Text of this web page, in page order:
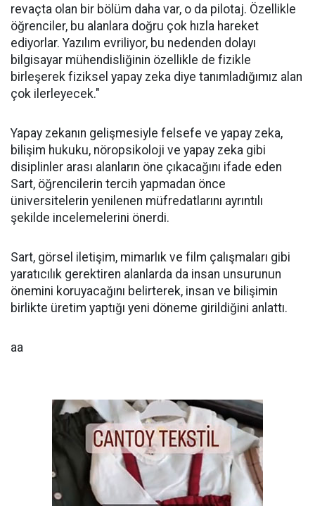
revaçta olan bir bölüm daha var, o da pilotaj. Özellikle
öğrenciler, bu alanlara doğru çok hızla hareket
ediyorlar. Yazılım evriliyor, bu nedenden dolayı
bilgisayar mühendisliğinin özellikle de fizikle
birleşerek fiziksel yapay zeka diye tanımladığımız alan
çok ilerleyecek."
Yapay zekanın gelişmesiyle felsefe ve yapay zeka,
bilişim hukuku, nöropsikoloji ve yapay zeka gibi
disiplinler arası alanların öne çıkacağını ifade eden
Sart, öğrencilerin tercih yapmadan önce
üniversitelerin yenilenen müfredatlarını ayrıntılı
şekilde incelemelerini önerdi.
Sart, görsel iletişim, mimarlık ve film çalışmaları gibi
yaratıcılık gerektiren alanlarda da insan unsurunun
önemini koruyacağını belirterek, insan ve bilişimin
birlikte üretim yaptığı yeni döneme girildiğini anlattı.
aa